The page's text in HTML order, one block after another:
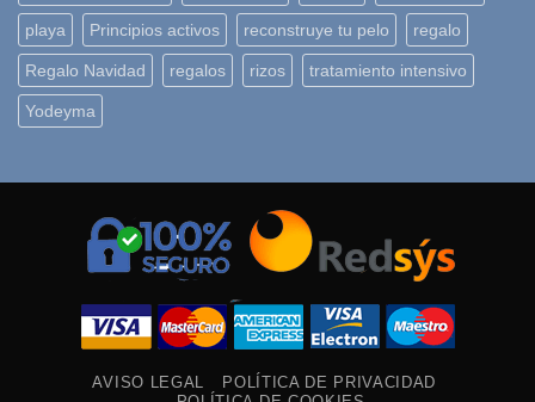
playa Principios activos reconstruye tu pelo regalo
Regalo Navidad regalos rizos tratamiento intensivo
Yodeyma
AVISO LEGAL
POLÍTICA DE PRIVACIDAD